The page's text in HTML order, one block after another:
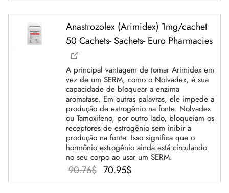
Anastrozolex (Arimidex) 1mg/cachet
50 Cachets- Sachets- Euro Pharmacies
A principal vantagem de tomar Arimidex em
vez de um SERM, como o Nolvadex, é sua
capacidade de bloquear a enzima
aromatase. Em outras palavras, ele impede a
produção de estrogênio na fonte. Nolvadex
ou Tamoxifeno, por outro lado, bloqueiam os
receptores de estrogênio sem inibir a
produção na fonte. Isso significa que o
hormônio estrogênio ainda está circulando
no seu corpo ao usar um SERM.
90.76$ O
70.95$